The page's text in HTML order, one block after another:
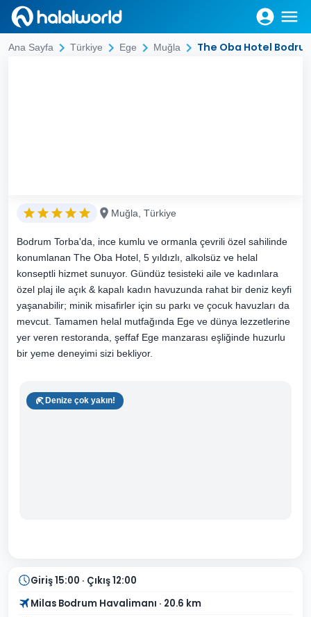
Ana Sayfa Türkiye Ege Muğla The Oba Hotel
Muğla, Türkiye
Bodrum Torba'da, ince kumlu ve ormanla çevrili özel sahilinde
konumlanan The Oba Hotel, 5 yıldızlı, alkolsüz ve helal
konseptli hizmet sunuyor. Gündüz tesisteki aile ve kadınlara
özel plaj ile açık & kapalı kadın havuzunda rahat bir deniz keyfi
yaşanabilir; minik misafirler için su parkı ve çocuk havuzları da
mevcut. Tamamen helal mutfağında Ege ve dünya lezzetlerine
yer veren restoranda, şeffaf Ege manzarası eşliğinde huzurlu
bir yeme deneyimi sizi bekliyor.
Denize çok yakın!
Giriş 15:00 · Çıkış 12:00
Milas Bodrum Havalimanı · 20.6 km